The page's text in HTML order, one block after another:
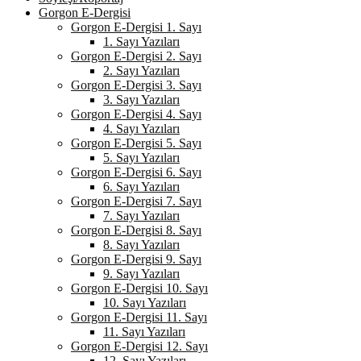
Gorgon E-Dergisi
Gorgon E-Dergisi 1. Sayı
1. Sayı Yazıları
Gorgon E-Dergisi 2. Sayı
2. Sayı Yazıları
Gorgon E-Dergisi 3. Sayı
3. Sayı Yazıları
Gorgon E-Dergisi 4. Sayı
4. Sayı Yazıları
Gorgon E-Dergisi 5. Sayı
5. Sayı Yazıları
Gorgon E-Dergisi 6. Sayı
6. Sayı Yazıları
Gorgon E-Dergisi 7. Sayı
7. Sayı Yazıları
Gorgon E-Dergisi 8. Sayı
8. Sayı Yazıları
Gorgon E-Dergisi 9. Sayı
9. Sayı Yazıları
Gorgon E-Dergisi 10. Sayı
10. Sayı Yazıları
Gorgon E-Dergisi 11. Sayı
11. Sayı Yazıları
Gorgon E-Dergisi 12. Sayı